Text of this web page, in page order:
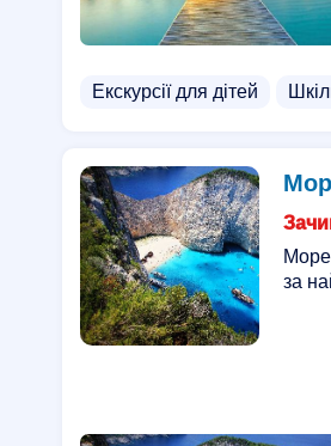
Екскурсії для дітей
Море
за